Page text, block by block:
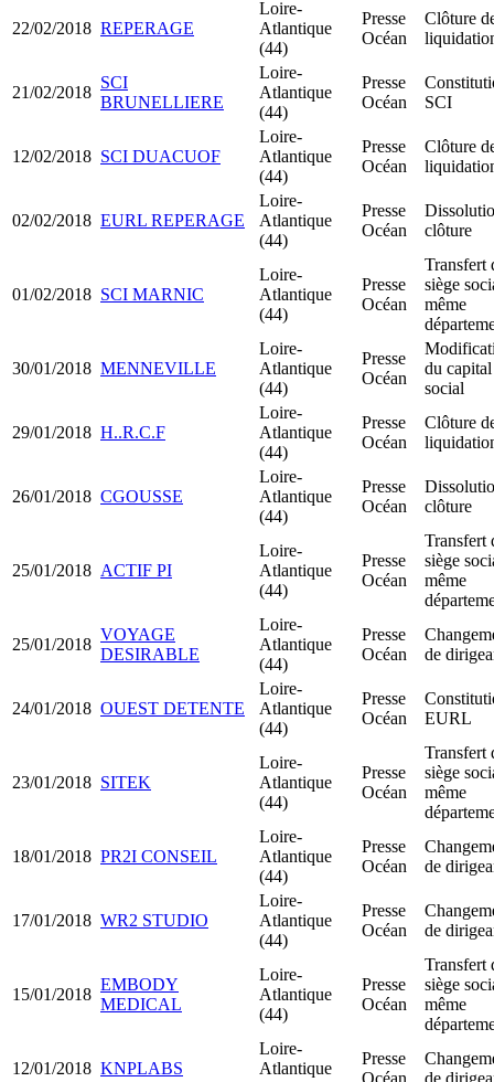
22/02/2018 REPERAGE
Loire-
Atlantique
(44)
Presse
Océan
Clôture
21/02/2018
SCI
BRUNELLIERE
Loire-
Atlantique
(44)
Presse
Océan
SCI
12/02/2018 SCI DUACUOF
Loire-
Atlantique
(44)
Presse
Océan
Clôture
02/02/2018 EURL REPERAGE
Loire-
Atlantique
(44)
Presse
Océan
clôture
01/02/2018 SCI MARNIC
Loire-
Atlantique
(44)
Presse
Océan
Transfert
siège
même
30/01/2018 MENNEVILLE
Loire-
Atlantique
(44)
Presse
Océan
du capital
social
29/01/2018 H..R.C.F
Loire-
Atlantique
(44)
Presse
Océan
Clôture
26/01/2018 CGOUSSE
Loire-
Atlantique
(44)
Presse
Océan
clôture
25/01/2018 ACTIF PI
Loire-
Atlantique
(44)
Presse
Océan
Transfert
siège
même
25/01/2018
VOYAGE
DESIRABLE
Loire-
Atlantique
(44)
Presse
Océan
de
24/01/2018 OUEST DETENTE
Loire-
Atlantique
(44)
Presse
Océan
EURL
23/01/2018 SITEK
Loire-
Atlantique
(44)
Presse
Océan
Transfert
siège
même
18/01/2018 PR2I CONSEIL
Loire-
Atlantique
(44)
Presse
Océan
de
17/01/2018 WR2 STUDIO
Loire-
Atlantique
(44)
Presse
Océan
de
15/01/2018
EMBODY
MEDICAL
Loire-
Atlantique
(44)
Presse
Océan
Transfert
siège
même
12/01/2018 KNPLABS
Loire-
Atlantique
Presse
Océan
de